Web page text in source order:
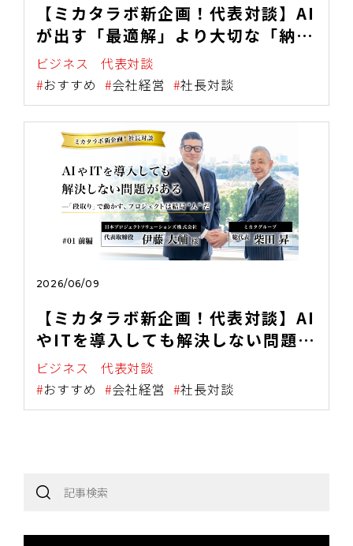
【ミカタラボ新企画！代表対談】AI
が出す「最適解」より大切な「納得
解」——「段取り」と人間力こそ、
プロジェクトを動かす"人"の力
（後編）
ビジネス
代表対談
おすすめ
会社経営 社長対談
2026/06/09
【ミカタラボ新企画！代表対談】AI
やITを導入しても解決しない問題が
ある——「段取り」で動かす、プロ
ジェクトは結局"人"だ（前編）
ビジネス
代表対談
おすすめ
会社経営 社長対談